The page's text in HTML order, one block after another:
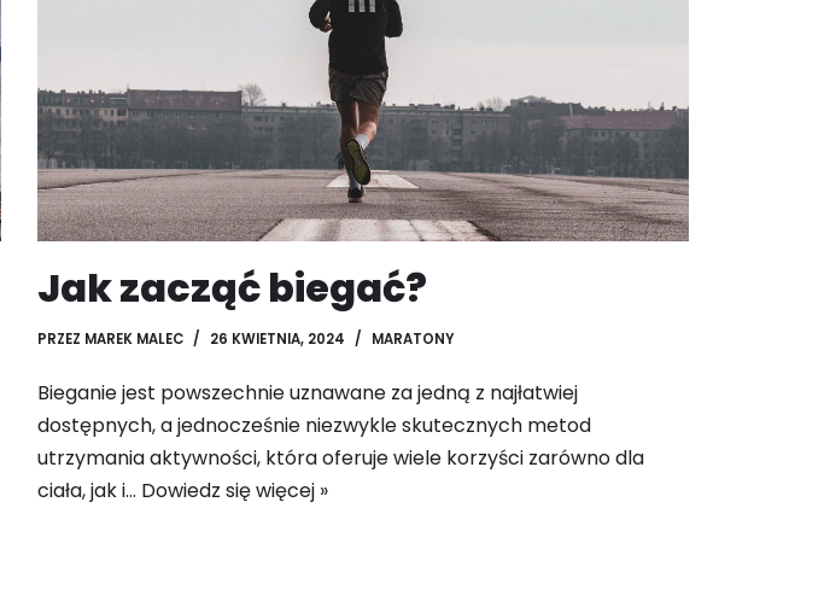
Jak zacząć biegać?
PRZEZ MAREK MALEC 26 KWIETNIA, 2024 MARATONY
Bieganie jest powszechnie uznawane za jedną z najłatwiej
dostępnych, a jednocześnie niezwykle skutecznych metod
utrzymania aktywności, która oferuje wiele korzyści zarówno dla
ciała, jak i… Dowiedz się więcej »